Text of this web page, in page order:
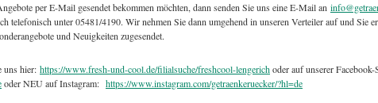
per E-Mail gesendet bekommen möchten, dann senden Sie uns eine E-Mail an
telefonisch unter 05481/4190. Wir nehmen Sie dann umgehend in unseren Verteiler auf und Sie
und Neuigkeiten zugesendet.
uns hier: https://www.fresh-und-cool.de/filialsuche/freshcool-lengerichoder auf unserer Facebook-
oder NEU auf Instagram: https://www.instagram.com/getraenkeruecker/?hl=de